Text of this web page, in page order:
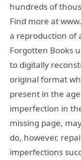
hundreds of
Find more at
a reproduction of
Forgotten Books
to digitally
original format
present in the
imperfection in
missing page,
do, however,
imperfections